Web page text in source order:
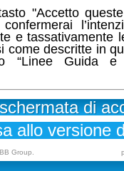
"Accetto
e tassativamente
come descritte in
“Linee Guida e
di
allo versione
Group.